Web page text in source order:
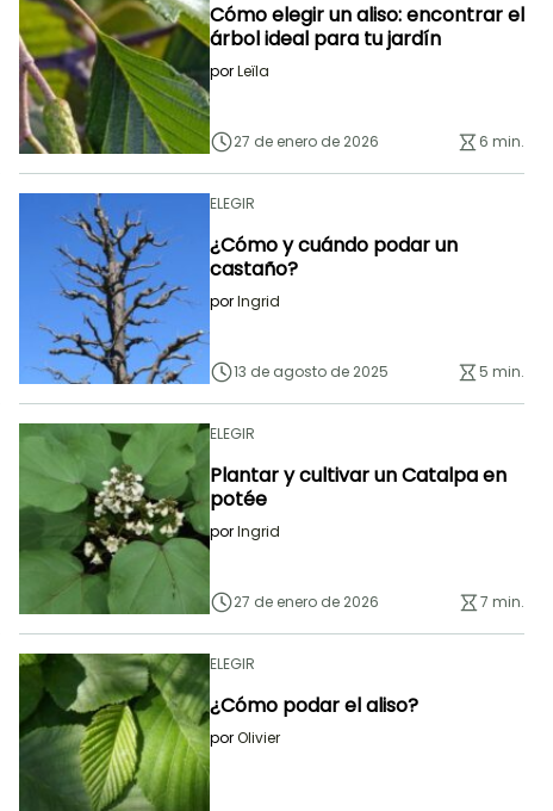
Cómo elegir un aliso: encontrar el
árbol ideal para tu jardín
porLeïla
27 de enero de 2026 6 min.
ELEGIR
¿Cómo y cuándo podar un
castaño?
porIngrid
13 de agosto de 2025 5 min.
ELEGIR
Plantar y cultivar un Catalpa en
potée
porIngrid
27 de enero de 2026 7 min.
ELEGIR
¿Cómo podar el aliso?
porOlivier